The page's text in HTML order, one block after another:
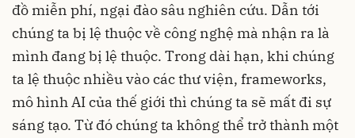
đồ miễn phí, ngại đào sâu nghiên cứu. Dẫn tới
chúng ta bị lệ thuộc về công nghệ mà nhận ra là
mình đang bị lệ thuộc. Trong dài hạn, khi chúng
ta lệ thuộc nhiều vào các thư viện, frameworks,
mô hình AI của thế giới thì chúng ta sẽ mất đi sự
sáng tạo. Từ đó chúng ta không thể trở thành một